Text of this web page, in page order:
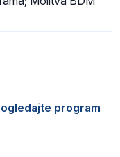
program